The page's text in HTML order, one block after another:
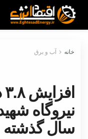
خانه آب و برق
نیروگاه
سال گذشته